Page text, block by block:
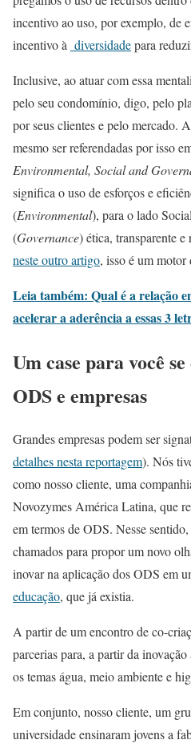
incentivo ao uso, por exemplo, de
incentivo à diversidadepara
Inclusive, ao atuar com essa
pelo seu condomínio, digo, pelo
por seus clientes e pelo mercado.
mesmo ser referendadas por isso
Environmental, Social and
significa o uso de esforços e
(Environmental), para o lado
(Governance) ética, transparente
neste outro artigo, isso é um motor
Leia também: Qual é a relação
acelerar a aderência a essas 3
Um case para você
ODS e empresas
Grandes empresas podem ser
detalhes nesta reportagem). Nós
como nosso cliente, uma
Novozymes América Latina, que
em termos de ODS. Nesse
chamados para propor um novo
inovar na aplicação dos ODS em
educação, que já existia.
A partir de um encontro de co-
parcerias para, a partir da
os temas água, meio ambiente e
Em conjunto, nosso cliente, um
universidade ensinaram jovens a